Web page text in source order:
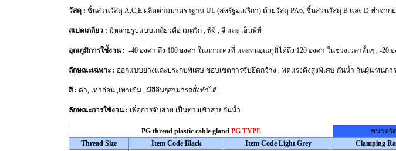
วัสดุ : ชิ้นส่วนวัสดุ A,C,E ผลิตตามมาตราฐาน UL (สหรัฐอเมริกา) ด้วยวัสดุ PA6, ชิ้นส่วนวัสดุ B และ D ทำจากย
สเปคเกลียว : มีหลายรูปแบบเกลียวคือ เมตริก , พีจี , จี และ เอ็นพีที
อุณภูมิการใช่้งาน : -40 องศา ถึง 100 องศา ในภาวะคงที่ และทนอุณภูมิได้ถึง 120 องศา ในช่วงเวลาสั้นๆ , -20
ลักษณะเฉพาะ : ออกแบบยางและประกบพิเศษ ขอบเขตการจับยึดกว้าง , ทดแรงดึงสูงพิเศษ กันน้ำ กันฝุ่น ทนก
สี : ดำ, เทาอ่อน ,เทาเข้ม , มีสีอื่นๆสามารถสั่งทำได้
ลักษณะการใช้งาน : เพื่อการจับสาย เป็นทางเข้าสายกันน้ำ
PG thread plastic cable gland PG TYPE ขนาดรั
Thread Size
Item Code Black Item Code Light Grey Clamping